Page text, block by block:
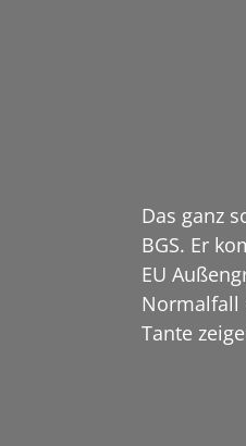
Das ganz
BGS. Er
EU
Normalfall
Tante